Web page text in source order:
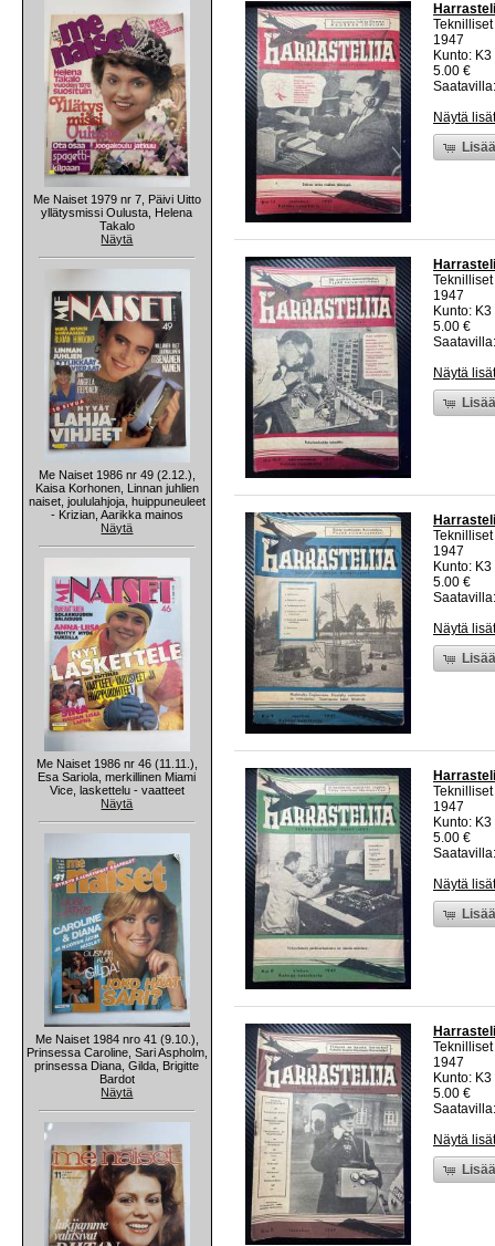
Me Naiset 1979 nr 7, Päivi Uitto
yllätysmissi Oulusta, Helena
Takalo
Näytä
Me Naiset 1986 nr 49 (2.12.),
Kaisa Korhonen, Linnan juhlien
naiset, joululahjoja, huippuneuleet
- Krizian, Aarikka mainos
Näytä
Me Naiset 1986 nr 46 (11.11.),
Esa Sariola, merkillinen Miami
Vice, laskettelu - vaatteet
Näytä
Me Naiset 1984 nro 41 (9.10.),
Prinsessa Caroline, Sari Aspholm,
prinsessa Diana, Gilda, Brigitte
Bardot
Näytä
1947
Kunto:
5.00 €
Näytä
1947
Kunto:
5.00 €
Näytä
1947
Kunto:
5.00 €
Näytä
1947
Kunto:
5.00 €
Näytä
1947
Kunto:
5.00 €
Näytä